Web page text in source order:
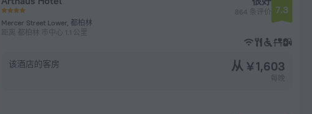
Mercer Street Lower, 都柏林
距离 都柏林 市中心 1.1 公里
864 条评价 7.3
该酒店的客房 从 ¥ 1,603